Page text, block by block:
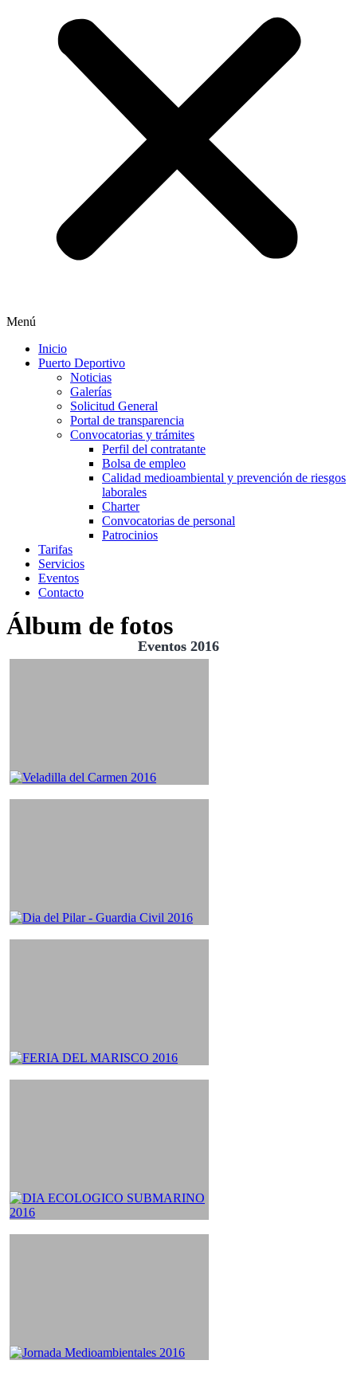
Menú
Inicio
Puerto Deportivo
Noticias
Galerías
Solicitud General
Portal de transparencia
Convocatorias y trámites
Perfil del contratante
Bolsa de empleo
Calidad medioambiental y prevención de riesgos
laborales
Charter
Convocatorias de personal
Patrocinios
Tarifas
Servicios
Eventos
Contacto
Álbum de fotos
Eventos 2016